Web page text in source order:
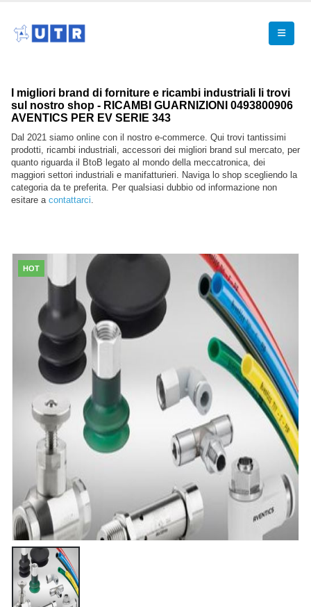
I migliori brand di forniture e ricambi industriali li trovi
sul nostro shop - RICAMBI GUARNIZIONI 0493800906
AVENTICS PER EV SERIE 343
Dal 2021 siamo online con il nostro e-commerce. Qui trovi tantissimi
prodotti, ricambi industriali, accessori dei migliori brand sul mercato, per
quanto riguarda il BtoB legato al mondo della meccatronica, dei
maggiori settori industriali e manifatturieri. Naviga lo shop scegliendo la
categoria da te preferita. Per qualsiasi dubbio od informazione non
esitare a contattarci.
HOT